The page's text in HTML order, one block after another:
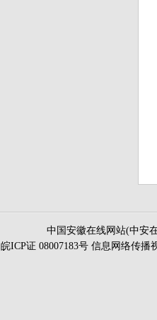
中国安徽在线网站(中安
皖ICP证 08007183号 信息网络传播